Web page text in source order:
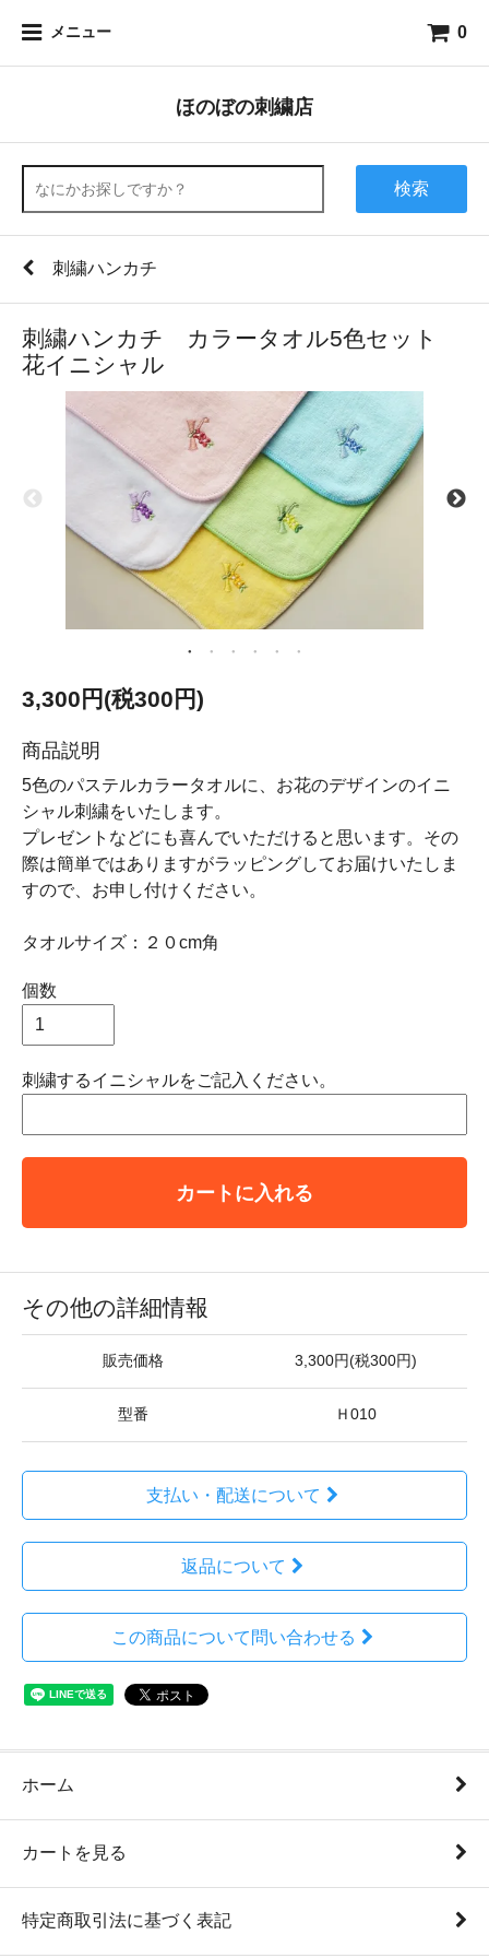
メニュー 0
ほのぼの刺繍店
検索
刺繍ハンカチ
刺繍ハンカチ カラータオル5色セット
花イニシャル
3,300円(税300円)
商品説明
5色のパステルカラータオルに、お花のデザインのイニ
シャル刺繍をいたします。
プレゼントなどにも喜んでいただけると思います。その
際は簡単ではありますがラッピングしてお届けいたしま
すので、お申し付けください。
タオルサイズ：２０cm角
個数
刺繍するイニシャルをご記入ください。
カートに入れる
その他の詳細情報
販売価格 3,300円(税300円)
型番 Ｈ010
支払い・配送について
返品について
この商品について問い合わせる
ホーム
カートを見る
特定商取引法に基づく表記